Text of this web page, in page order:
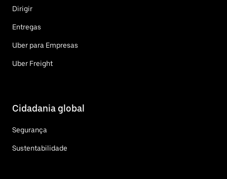
Dirigir
Entregas
Uber para Empresas
Uber Freight
Cidadania global
Segurança
Sustentabilidade